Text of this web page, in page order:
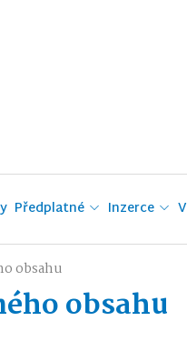
Předplatné Inzerce
obsahu
obsahu